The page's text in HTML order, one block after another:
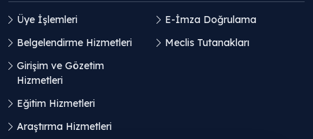
Üye İşlemleri
Belgelendirme Hizmetleri
Girişim ve Gözetim
Hizmetleri
Eğitim Hizmetleri
Araştırma Hizmetleri
E-İmza Doğrulama
Meclis Tutanakları